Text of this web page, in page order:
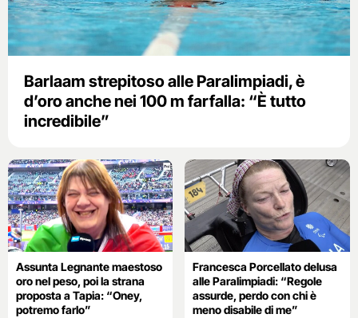
Barlaam strepitoso alle Paralimpiadi, è
d’oro anche nei 100 m farfalla: “È tutto
incredibile”
Assunta Legnante maestoso
oro nel peso, poi la strana
proposta a Tapia: “Oney,
potremo farlo”
Francesca Porcellato delusa
alle Paralimpiadi: “Regole
assurde, perdo con chi è
meno disabile di me”